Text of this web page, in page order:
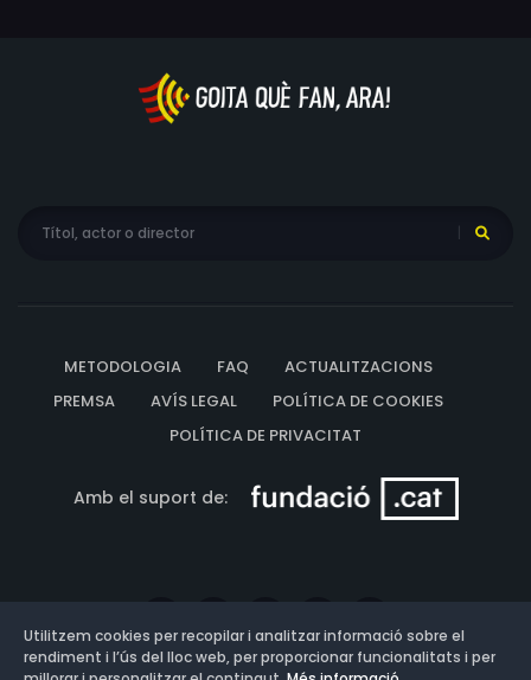
METODOLOGIA FAQ
ACTUALITZACIONS
PREMSA
AVÍS LEGAL
POLÍTICA DE COOKIES
POLÍTICA DE PRIVACITAT
Amb el suport de:
Utilitzem cookies per recopilar i analitzar informació sobre el
rendiment i l’ús del lloc web, per proporcionar funcionalitats i per